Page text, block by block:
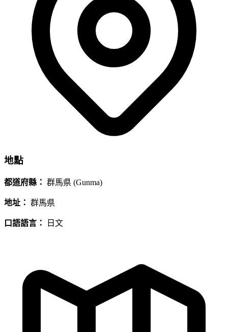
地點
都道府縣： 群馬県 (Gunma)
地址： 群馬県
口語語言： 日文